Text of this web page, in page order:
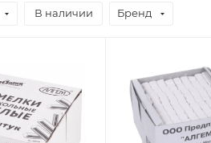
В наличии Бренд